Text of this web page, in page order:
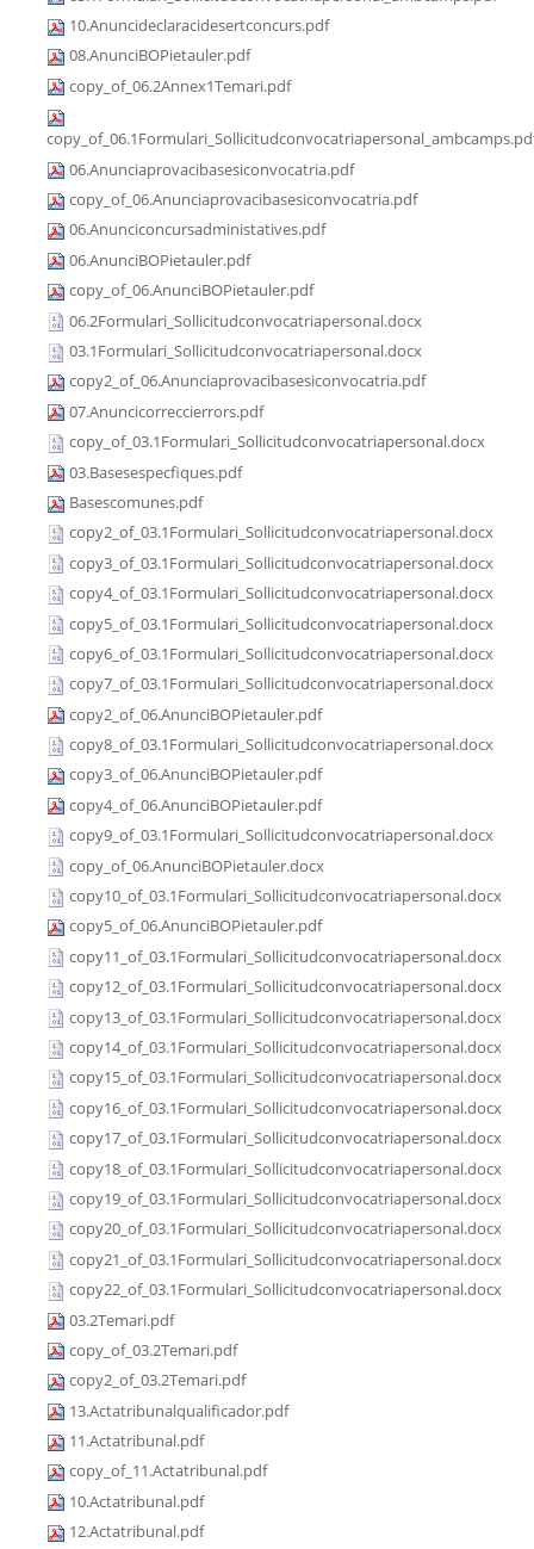
10.Anuncideclaracidesertconcurs.pdf
08.AnunciBOPietauler.pdf
copy_of_06.2Annex1Temari.pdf
06.Anunciaprovacibasesiconvocatria.pdf
copy_of_06.Anunciaprovacibasesiconvocatria.pdf
06.Anunciconcursadministatives.pdf
06.AnunciBOPietauler.pdf
copy_of_06.AnunciBOPietauler.pdf
06.2Formulari_Sollicitudconvocatriapersonal.docx
03.1Formulari_Sollicitudconvocatriapersonal.docx
copy2_of_06.Anunciaprovacibasesiconvocatria.pdf
07.Anuncicorreccierrors.pdf
copy_of_03.1Formulari_Sollicitudconvocatriapersonal.docx
03.Basesespecfiques.pdf
Basescomunes.pdf
copy2_of_03.1Formulari_Sollicitudconvocatriapersonal.docx
copy3_of_03.1Formulari_Sollicitudconvocatriapersonal.docx
copy4_of_03.1Formulari_Sollicitudconvocatriapersonal.docx
copy5_of_03.1Formulari_Sollicitudconvocatriapersonal.docx
copy6_of_03.1Formulari_Sollicitudconvocatriapersonal.docx
copy7_of_03.1Formulari_Sollicitudconvocatriapersonal.docx
copy2_of_06.AnunciBOPietauler.pdf
copy8_of_03.1Formulari_Sollicitudconvocatriapersonal.docx
copy3_of_06.AnunciBOPietauler.pdf
copy4_of_06.AnunciBOPietauler.pdf
copy9_of_03.1Formulari_Sollicitudconvocatriapersonal.docx
copy_of_06.AnunciBOPietauler.docx
copy10_of_03.1Formulari_Sollicitudconvocatriapersonal.docx
copy5_of_06.AnunciBOPietauler.pdf
copy11_of_03.1Formulari_Sollicitudconvocatriapersonal.docx
copy12_of_03.1Formulari_Sollicitudconvocatriapersonal.docx
copy13_of_03.1Formulari_Sollicitudconvocatriapersonal.docx
copy14_of_03.1Formulari_Sollicitudconvocatriapersonal.docx
copy15_of_03.1Formulari_Sollicitudconvocatriapersonal.docx
copy16_of_03.1Formulari_Sollicitudconvocatriapersonal.docx
copy17_of_03.1Formulari_Sollicitudconvocatriapersonal.docx
copy18_of_03.1Formulari_Sollicitudconvocatriapersonal.docx
copy19_of_03.1Formulari_Sollicitudconvocatriapersonal.docx
copy20_of_03.1Formulari_Sollicitudconvocatriapersonal.docx
copy21_of_03.1Formulari_Sollicitudconvocatriapersonal.docx
copy22_of_03.1Formulari_Sollicitudconvocatriapersonal.docx
03.2Temari.pdf
copy_of_03.2Temari.pdf
copy2_of_03.2Temari.pdf
13.Actatribunalqualificador.pdf
11.Actatribunal.pdf
copy_of_11.Actatribunal.pdf
10.Actatribunal.pdf
12.Actatribunal.pdf